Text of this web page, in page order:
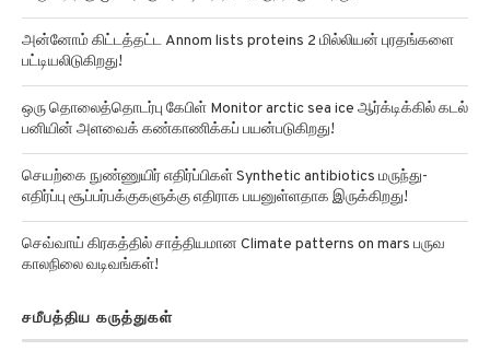
அன்னோம் கிட்டத்தட்ட Annom lists proteins 2 மில்லியன் புரதங்களை
பட்டியலிடுகிறது!
ஒரு தொலைத்தொடர்பு கேபிள் Monitor arctic sea ice ஆர்க்டிக்கில் கடல்
பனியின் அளவைக் கண்காணிக்கப் பயன்படுகிறது!
செயற்கை நுண்ணுயிர் எதிர்ப்பிகள் Synthetic antibiotics மருந்து-
எதிர்ப்பு சூப்பர்பக்குகளுக்கு எதிராக பயனுள்ளதாக இருக்கிறது!
செவ்வாய் கிரகத்தில் சாத்தியமான Climate patterns on mars பருவ
காலநிலை வடிவங்கள்!